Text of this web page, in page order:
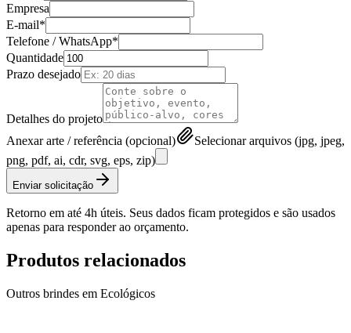
Empresa
E-mail*
Telefone / WhatsApp*
Quantidade
Prazo desejado
Detalhes do projeto
Anexar arte / referência (opcional)
Selecionar arquivos (jpg, jpeg,
png, pdf, ai, cdr, svg, eps, zip)
Enviar solicitação
Retorno em até 4h úteis. Seus dados ficam protegidos e são usados
apenas para responder ao orçamento.
Produtos relacionados
Outros brindes em Ecológicos